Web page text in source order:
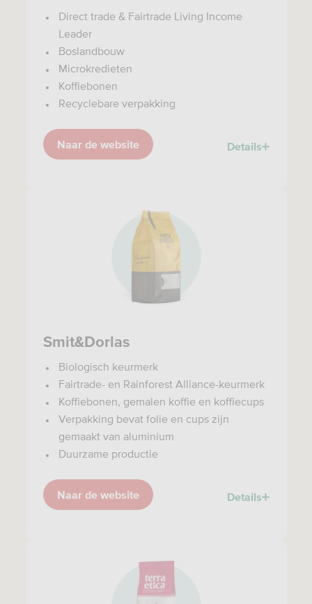
Direct trade & Fairtrade Living Income
Leader
Boslandbouw
Microkredieten
Koffiebonen
Recyclebare verpakking
Naar de website Details
Smit&Dorlas
Biologisch keurmerk
Fairtrade- en Rainforest Alliance-keurmerk
Koffiebonen, gemalen koffie en koffiecups
Verpakking bevat folie en cups zijn
gemaakt van aluminium
Duurzame productie
Naar de website Details